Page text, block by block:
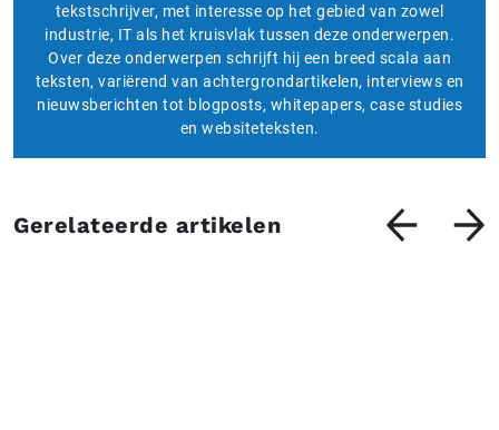
tekstschrijver, met interesse op het gebied van zowel
industrie, IT als het kruisvlak tussen deze onderwerpen.
Over deze onderwerpen schrijft hij een breed scala aan
teksten, variërend van achtergrondartikelen, interviews en
nieuwsberichten tot blogposts, whitepapers, case studies
en websiteteksten.
Gerelateerde artikelen